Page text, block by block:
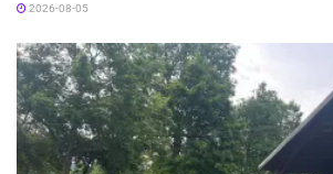
2026-08-05